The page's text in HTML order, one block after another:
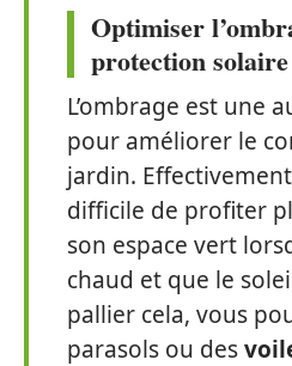
Optimiser
protection solaire
L’ombrage est une
pour améliorer le
jardin.
difficile de profiter
son espace vert
chaud et que le
pallier cela, vous
parasols ou des